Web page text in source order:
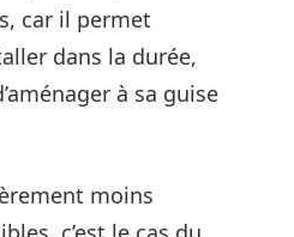
car il permet
dans la durée,
à sa guise
moins